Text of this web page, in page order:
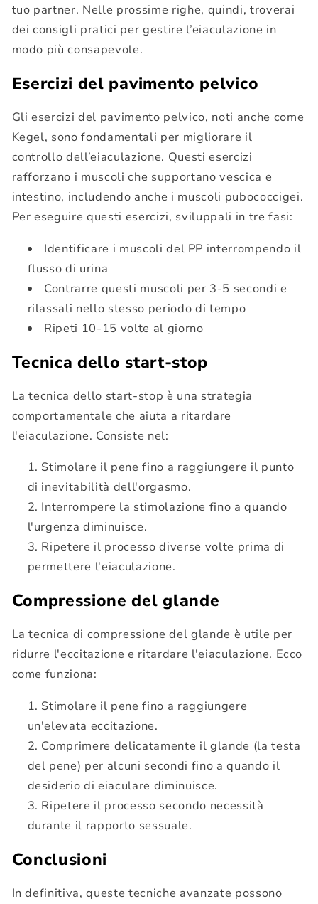
tuo partner. Nelle prossime righe, quindi, troverai
dei consigli pratici per gestire l’eiaculazione in
modo più consapevole.
Esercizi del pavimento pelvico
Gli esercizi del pavimento pelvico, noti anche come
Kegel, sono fondamentali per migliorare il
controllo dell’eiaculazione. Questi esercizi
rafforzano i muscoli che supportano vescica e
intestino, includendo anche i muscoli pubococcigei.
Per eseguire questi esercizi, sviluppali in tre fasi:
Identificare i muscoli del PP interrompendo il
flusso di urina
Contrarre questi muscoli per 3-5 secondi e
rilassali nello stesso periodo di tempo
Ripeti 10-15 volte al giorno
Tecnica dello start-stop
La tecnica dello start-stop è una strategia
comportamentale che aiuta a ritardare
l'eiaculazione. Consiste nel:
Stimolare il pene fino a raggiungere il punto
di inevitabilità dell'orgasmo.
Interrompere la stimolazione fino a quando
l'urgenza diminuisce.
Ripetere il processo diverse volte prima di
permettere l'eiaculazione.
Compressione del glande
La tecnica di compressione del glande è utile per
ridurre l'eccitazione e ritardare l'eiaculazione. Ecco
come funziona:
Stimolare il pene fino a raggiungere
un'elevata eccitazione.
Comprimere delicatamente il glande (la testa
del pene) per alcuni secondi fino a quando il
desiderio di eiaculare diminuisce.
Ripetere il processo secondo necessità
durante il rapporto sessuale.
Conclusioni
In definitiva, queste tecniche avanzate possono